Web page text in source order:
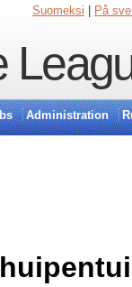
Suomeksi På
Administration